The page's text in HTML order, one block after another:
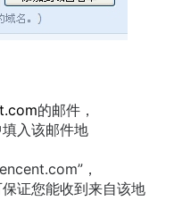
的邮件，
入该邮件地
，
证您能收到来自该地